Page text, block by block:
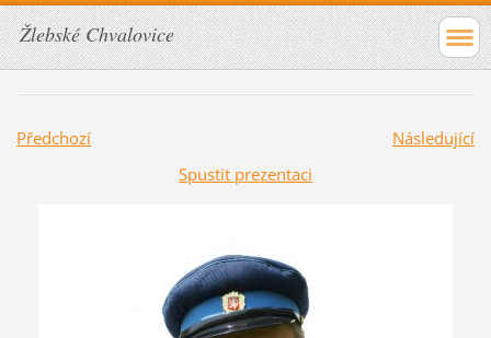
Žlebské Chvalovice
Předchozí
Následující
Spustit prezentaci